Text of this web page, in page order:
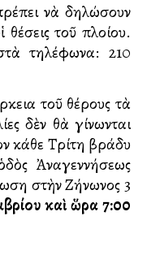
νὰ δηλώσουν
τοῦ πλοίου.
τηλέφωνα: 210
τοῦ θέρους τὰ
δὲν θὰ γίνωνται
κάθε Τρίτη βράδυ
Ἀναγεννήσεως
στὴν Ζήνωνος 3
καὶ ὥρα 7:00